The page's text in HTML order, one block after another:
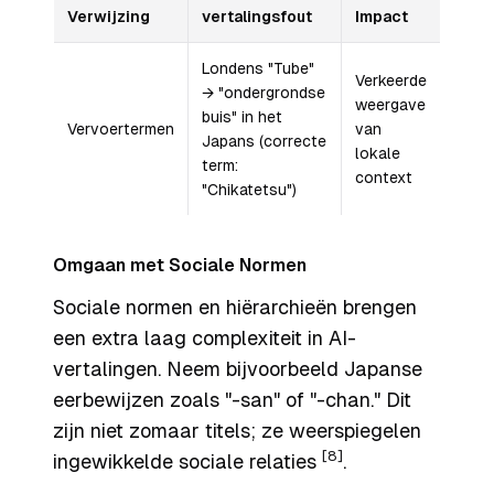
Verwijzing
vertalingsfout
Impact
Vervoertermen
Londens "Tube"
→ "ondergrondse
buis" in het
Japans (correcte
term:
"Chikatetsu")
Verkeerde
weergave
van
lokale
context
Omgaan met Sociale Normen
Sociale normen en hiërarchieën brengen
een extra laag complexiteit in AI-
vertalingen. Neem bijvoorbeeld Japanse
eerbewijzen zoals "-san" of "-chan." Dit
zijn niet zomaar titels; ze weerspiegelen
ingewikkelde sociale relaties [8] .